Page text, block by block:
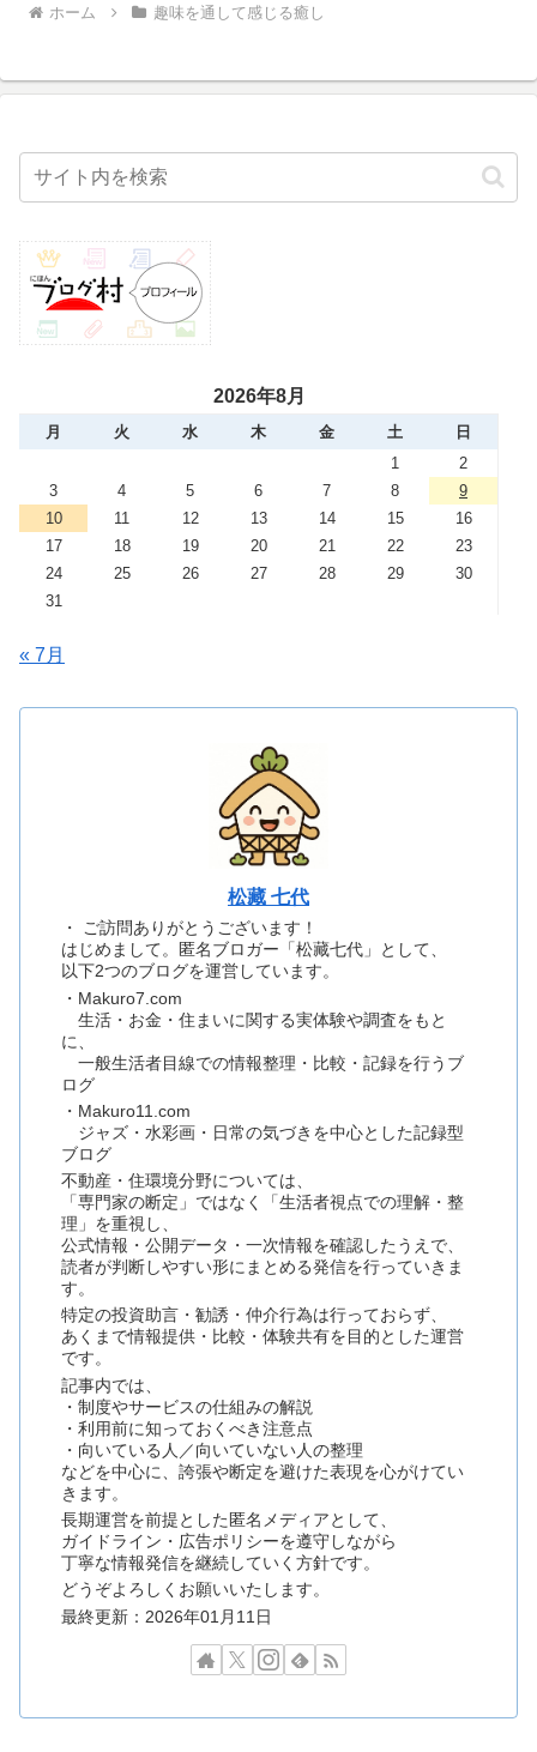
ホーム 趣味を通して感じる癒し
2026年8月
月 火 水 木 金 土
日
1
2
3
4 5 6 7 8
9
10
11 12 13 14 15
16
17
18 19 20 21 22
23
24
25 26 27 28 29
30
31
« 7月
松藏 七代
・ ご訪問ありがとうございます！
はじめまして。匿名ブロガー「松藏七代」として、
以下2つのブログを運営しています。
・Makuro7.com
生活・お金・住まいに関する実体験や調査をもと
に、
一般生活者目線での情報整理・比較・記録を行うブ
ログ
・Makuro11.com
ジャズ・水彩画・日常の気づきを中心とした記録型
ブログ
不動産・住環境分野については、
「専門家の断定」ではなく「生活者視点での理解・整
理」を重視し、
公式情報・公開データ・一次情報を確認したうえで、
読者が判断しやすい形にまとめる発信を行っていきま
す。
特定の投資助言・勧誘・仲介行為は行っておらず、
あくまで情報提供・比較・体験共有を目的とした運営
です。
記事内では、
・制度やサービスの仕組みの解説
・利用前に知っておくべき注意点
・向いている人／向いていない人の整理
などを中心に、誇張や断定を避けた表現を心がけてい
きます。
長期運営を前提とした匿名メディアとして、
ガイドライン・広告ポリシーを遵守しながら
丁寧な情報発信を継続していく方針です。
どうぞよろしくお願いいたします。
最終更新：2026年01月11日